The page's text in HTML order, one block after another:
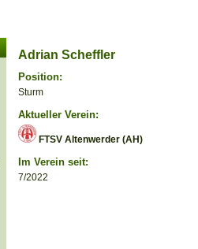
Adrian Scheffler
Position:
Sturm
Aktueller Verein:
FTSV Altenwerder (AH)
Im Verein seit:
7/2022